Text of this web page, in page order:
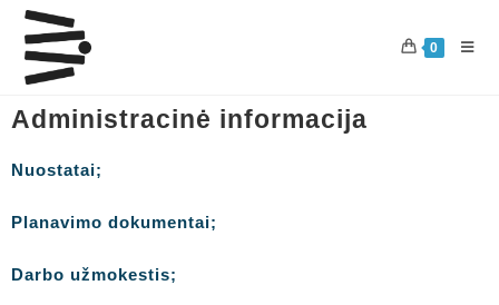
0
Administracinė informacija
Nuostatai;
Planavimo dokumentai;
Darbo užmokestis;